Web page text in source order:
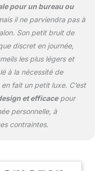
lumière intégré, le
système de
diffusion d’arôme
Ella ne diffuse l'huile
essentielle qu'à la
lumière du jour et
reste inactif dans
pour les salles de
bains et les
chambres à
coucher SANS BPA
substances
pour un bureau ou
il ne parviendra pas à
Son petit bruit de
discret en journée,
les plus légers et
à la nécessité de
fait un petit luxe. C’est
et efficacepour
personnelle, à
contraintes.